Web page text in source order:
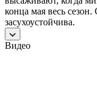
конца мая весь
засухоустойчива.
Видео